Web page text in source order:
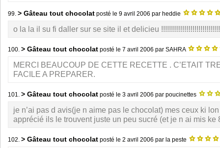
99. > Gâteau tout chocolat posté le 9 avril 2006 par heddie
o la la il su fi daller sur se site il et delicieu !!!!!!!!!!!!!!!!!!!!!!!!!!!!!!
100. > Gâteau tout chocolat posté le 7 avril 2006 par SAHRA
MERCI BEAUCOUP DE CETTE RECETTE . C’ETAIT
FACILE A PREPARER.
101. > Gâteau tout chocolat posté le 3 avril 2006 par poucinettes
je n’ai pas d avis(je n aime pas le chocolat) mes ceux ki
apprécié ils le trouvent juste un peu sucré (et je n ai mis ke
102. > Gâteau tout chocolat posté le 2 avril 2006 par la peste